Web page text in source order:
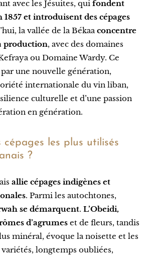
avec les Jésuites, qui fondent
1857 et introduisent des cépages
la vallée de la Békaaconcentre
production, avec des domaines
ou Domaine Wardy. Ce
une nouvelle génération,
internationale du vin liban,
culturelle et d’une passion
en génération.
cépages les plus utilisés
?
allie cépages indigènes et
. Parmi les autochtones,
se démarquent. L’Obeidi,
d’agrumes et de fleurs, tandis
minéral, évoque la noisette et les
variétés, longtemps oubliées,